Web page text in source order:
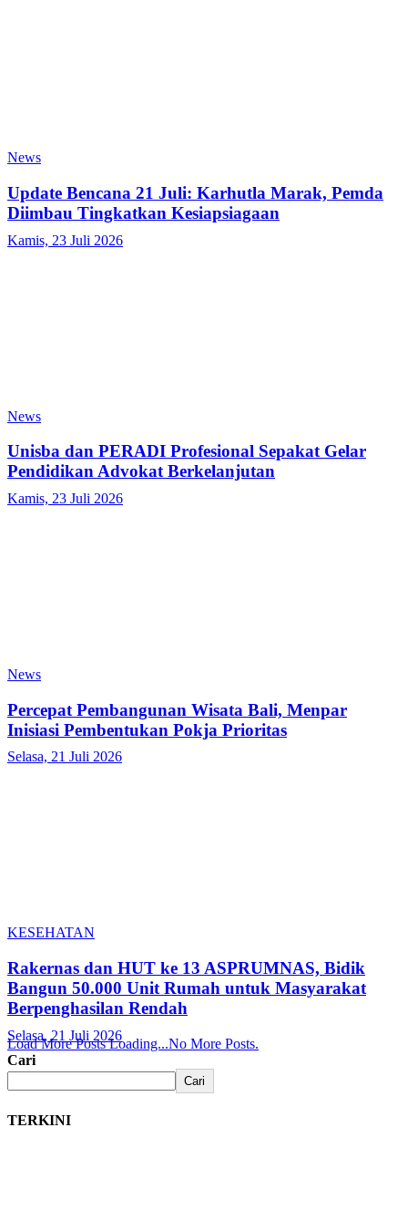
News
Update Bencana 21 Juli: Karhutla Marak, Pemda
Diimbau Tingkatkan Kesiapsiagaan
Kamis, 23 Juli 2026
News
Unisba dan PERADI Profesional Sepakat Gelar
Pendidikan Advokat Berkelanjutan
Kamis, 23 Juli 2026
News
Percepat Pembangunan Wisata Bali, Menpar
Inisiasi Pembentukan Pokja Prioritas
Selasa, 21 Juli 2026
KESEHATAN
Rakernas dan HUT ke 13 ASPRUMNAS, Bidik
Bangun 50.000 Unit Rumah untuk Masyarakat
Berpenghasilan Rendah
Selasa, 21 Juli 2026
Load More Posts Loading...No More Posts.
Cari
Cari
TERKINI